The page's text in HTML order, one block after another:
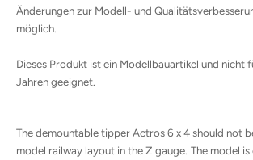
Änderungen zur Modell- und
möglich.
Dieses Produkt ist ein Modellbauartikel und nicht
Jahren geeignet.
The demountable tipper Actros 6 x 4 should not
model railway layout in the Z gauge. The model